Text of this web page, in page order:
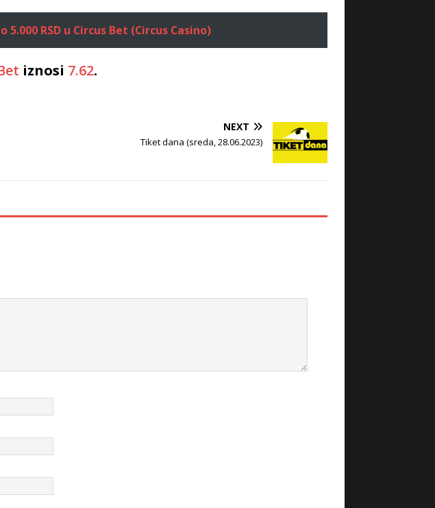
5.000 RSD u Circus Bet (Circus Casino)
iznosi 7.62.
NEXT
Tiket dana (sreda, 28.06.2023)